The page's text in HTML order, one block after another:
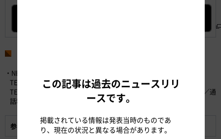
・NEXCO中日本お客さまセンター （24時間365日対応）
TEL：0120-922-229 （フリーダイヤル）
TEL：052-223-0333 （フリーダイヤルがご利用になれないお客さま／通
話料有料）
参考資料 「みちラジ」のサービスと特徴
この記事は過去のニュースリリ
ースです。
掲載されている情報は発表当時のものであ
り、現在の状況と異なる場合があります。